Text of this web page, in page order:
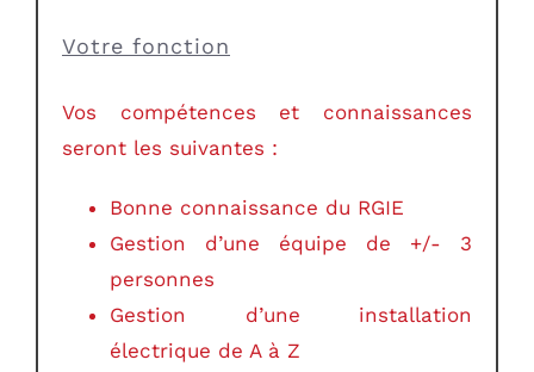
Votre fonction
Vos compétences et connaissances
seront les suivantes :
Bonne connaissance du RGIE
Gestion d’une équipe de +/- 3
personnes
Gestion d’une installation
électrique de A à Z